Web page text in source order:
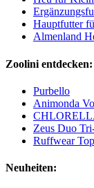
Hauptfutter
Almenland
Zoolini entdecken:
Purbello
Animonda
Zeus Duo
Ruffwear
Neuheiten: